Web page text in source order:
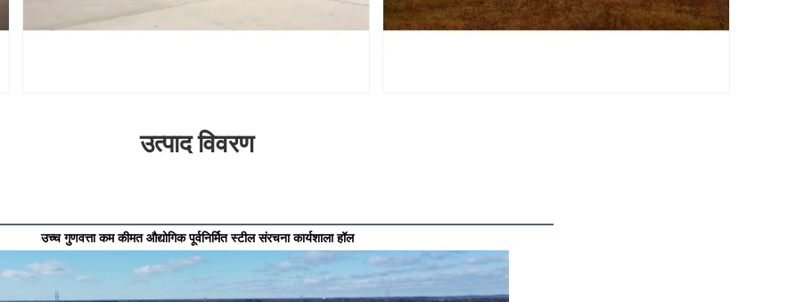
एक संदेश छोड़ें
उत्पाद विवरण
उच्च गुणवत्ता कम कीमत औद्योगिक पूर्वनिर्मित स्टील संरचना कार्यशाला हॉल